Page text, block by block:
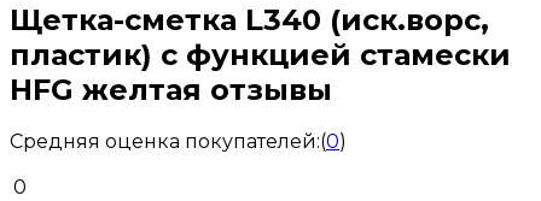
Щетка-сметка L340 (иск.ворс,
пластик) с функцией стамески
HFG желтая отзывы
Средняя оценка покупателей:(0)
0